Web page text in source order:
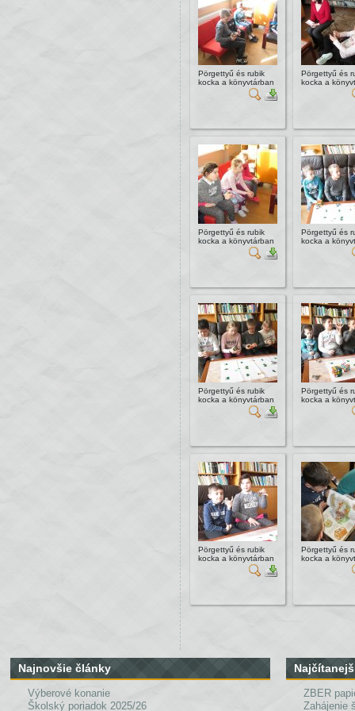
Pörgettyű és rubik
kocka a könyvtárban
Pörgettyű és
kocka a
Pörgettyű és rubik
kocka a könyvtárban
Pörgettyű és
kocka a
Pörgettyű és rubik
kocka a könyvtárban
Pörgettyű és
kocka a
Pörgettyű és rubik
kocka a könyvtárban
Pörgettyű és
kocka a
Najnovšie články
Výberové konanie
Školský poriadok 2025/26
ZBER
Zahájenie